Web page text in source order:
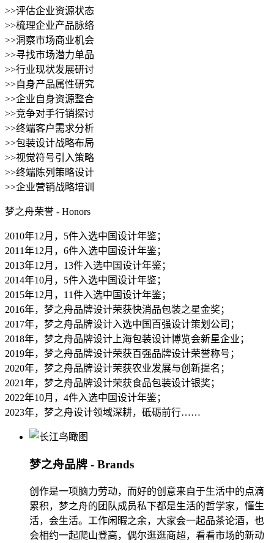
>>评估企业资源状态
>>梳理企业产品脉络
>>洞察市场商业机会
>>寻找市场潜力单品
>>行业现状发展研讨
>>自身产品属性研究
>>企业自身资源整合
>>竞争对手行销探讨
>>终端客户需求分析
>>包装设计战略布局
>>视觉符号引入策略
>>终端陈列策略设计
>>企业营销战略培训
梦之舟荣誉 - Honors
2010年12月，5件入选中国设计年鉴；
2011年12月，6件入选中国设计年鉴；
2013年12月，13件入选中国设计年鉴；
2014年10月，5件入选中国设计年鉴；
2015年12月，11件入选中国设计年鉴；
2016年，梦之舟品牌设计荣获快消品包装之星金奖；
2017年，梦之舟品牌设计入选中国百强设计策划公司；
2018年，梦之舟品牌设计上海包装设计博览会新星企业；
2019年，梦之舟品牌设计荣获百强品牌设计荣誉称号；
2020年，梦之舟品牌设计荣获农业发展与创新提名；
2021年，梦之舟品牌设计荣获食品包装设计银奖；
2022年10月，4件入选中国设计年鉴；
2023年，梦之舟设计领域深耕，砥砺前行……
梦之舟品牌 - Brands
创作是一项脑力劳动，而好的创意来自于生活中的点滴
累积，梦之舟的团队成员私下都是生活的哲学家，懂生
活，会生活。工作闲暇之余，大家会一起品茶论酒，也
会相约一起爬山登高，偶尔逛逛商超，看看市场的新动